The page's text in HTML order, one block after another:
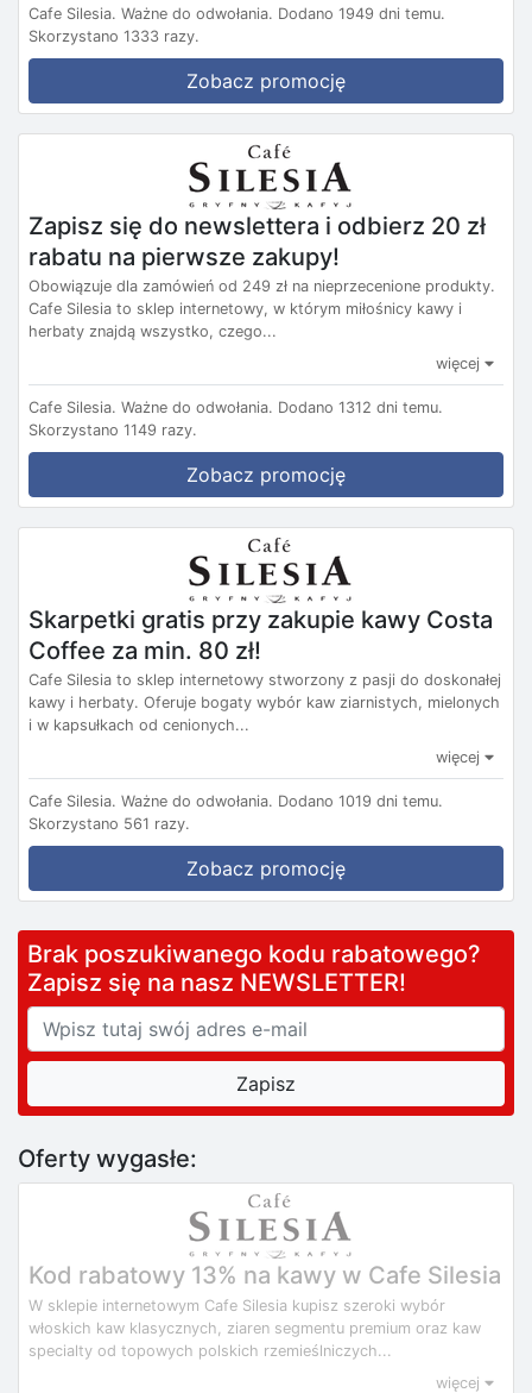
Cafe Silesia. Ważne do odwołania. Dodano 1949 dni temu.
Skorzystano 1333 razy.
Zobacz promocję
Zapisz się do newslettera i odbierz 20 zł
rabatu na pierwsze zakupy!
Obowiązuje dla zamówień od 249 zł na nieprzecenione produkty.
Cafe Silesia to sklep internetowy, w którym miłośnicy kawy i
herbaty znajdą wszystko, czego...
więcej
Cafe Silesia. Ważne do odwołania. Dodano 1312 dni temu.
Skorzystano 1149 razy.
Zobacz promocję
Skarpetki gratis przy zakupie kawy Costa
Coffee za min. 80 zł!
Cafe Silesia to sklep internetowy stworzony z pasji do doskonałej
kawy i herbaty. Oferuje bogaty wybór kaw ziarnistych, mielonych
i w kapsułkach od cenionych...
więcej
Cafe Silesia. Ważne do odwołania. Dodano 1019 dni temu.
Skorzystano 561 razy.
Zobacz promocję
Brak poszukiwanego kodu rabatowego?
Zapisz się na nasz NEWSLETTER!
Oferty wygasłe:
Kod rabatowy 13% na kawy w Cafe Silesia
W sklepie internetowym Cafe Silesia kupisz szeroki wybór
włoskich kaw klasycznych, ziaren segmentu premium oraz kaw
specialty od topowych polskich rzemieślniczych...
więcej